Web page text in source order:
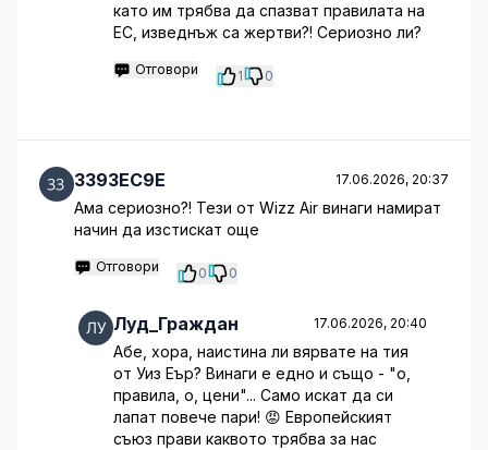
като им трябва да спазват правилата на
ЕС, изведнъж са жертви?! Сериозно ли?
Отговори 1 0
3393EC9E 17.06.2026, 20:37
Ама сериозно?! Тези от Wizz Air винаги намират
начин да изстискат още
Отговори 0 0
Луд_Граждан 17.06.2026, 20:40
Абе, хора, наистина ли вярвате на тия
от Уиз Еър? Винаги е едно и също - "о,
правила, о, цени"... Само искат да си
лапат повече пари! 😡 Европейският
съюз прави каквото трябва за нас